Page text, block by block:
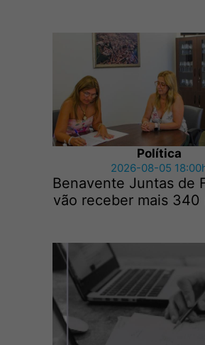
Política
2026-08-05
Benavente Juntas de
vão receber mais 340